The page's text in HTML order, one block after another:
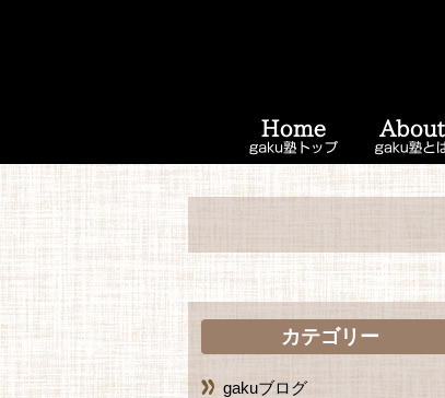
カテゴリー
gakuブログ